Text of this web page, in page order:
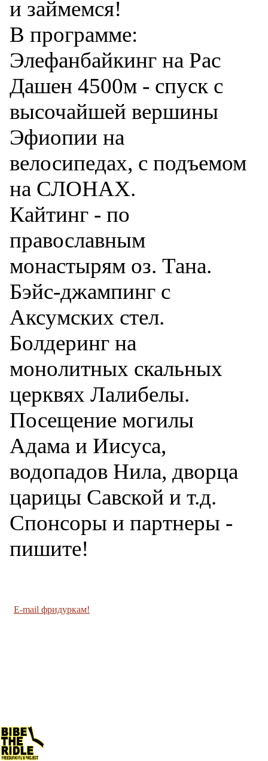
и займемся!
В программе:
Элефанбайкинг на Рас
Дашен 4500м - спуск с
высочайшей вершины
Эфиопии на
велосипедах, с подъемом
на СЛОНАХ.
Кайтинг - по
православным
монастырям оз. Тана.
Бэйс-джампинг с
Аксумских стел.
Болдеринг на
монолитных скальных
церквях Лалибелы.
Посещение могилы
Адама и Иисуса,
водопадов Нила, дворца
царицы Савской и т.д.
Спонсоры и партнеры -
пишите!
E-mail фридуркам!